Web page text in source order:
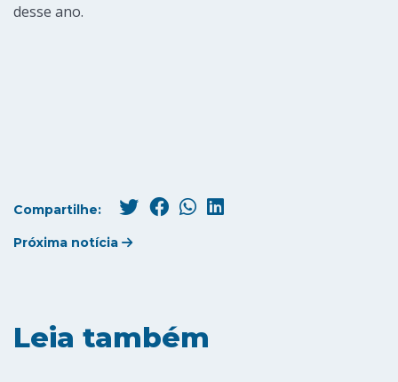
desse ano.
Compartilhe:
Próxima notícia
Leia também